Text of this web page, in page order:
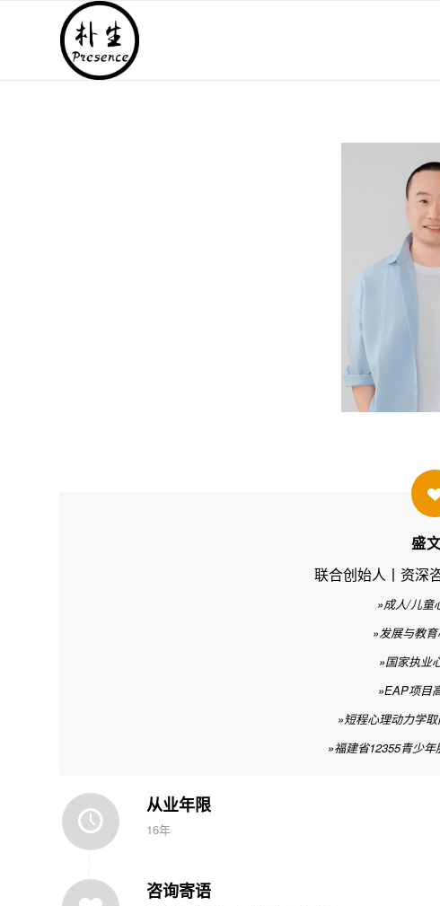
盛
联合创始人丨资深
»成人/儿童
»发展与教
»国家执业
»EAP项目
»短程心理动力学
»福建省12355青少
从业年限
16年
咨询寄语